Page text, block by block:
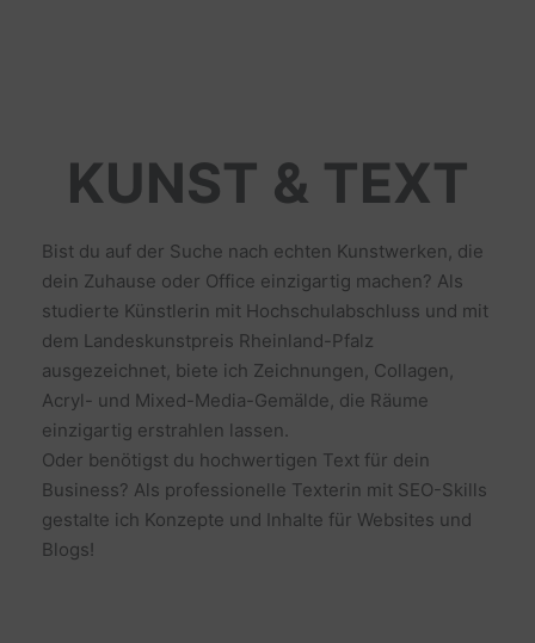
KUNST & TEXT
Bist du auf der Suche nach echten Kunstwerken, die
dein Zuhause oder Office einzigartig machen? Als
studierte Künstlerin mit Hochschulabschluss und mit
dem Landeskunstpreis Rheinland-Pfalz
ausgezeichnet, biete ich Zeichnungen, Collagen,
Acryl- und Mixed-Media-Gemälde, die Räume
einzigartig erstrahlen lassen.
Oder benötigst du hochwertigen Text für dein
Business? Als professionelle Texterin mit SEO-Skills
gestalte ich Konzepte und Inhalte für Websites und
Blogs!